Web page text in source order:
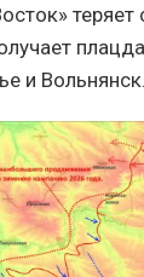
и Вольнянск.